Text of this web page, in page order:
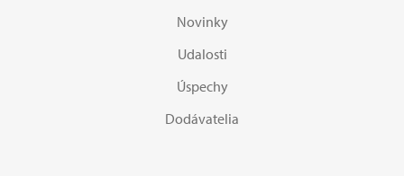
Novinky
Udalosti
Úspechy
Dodávatelia